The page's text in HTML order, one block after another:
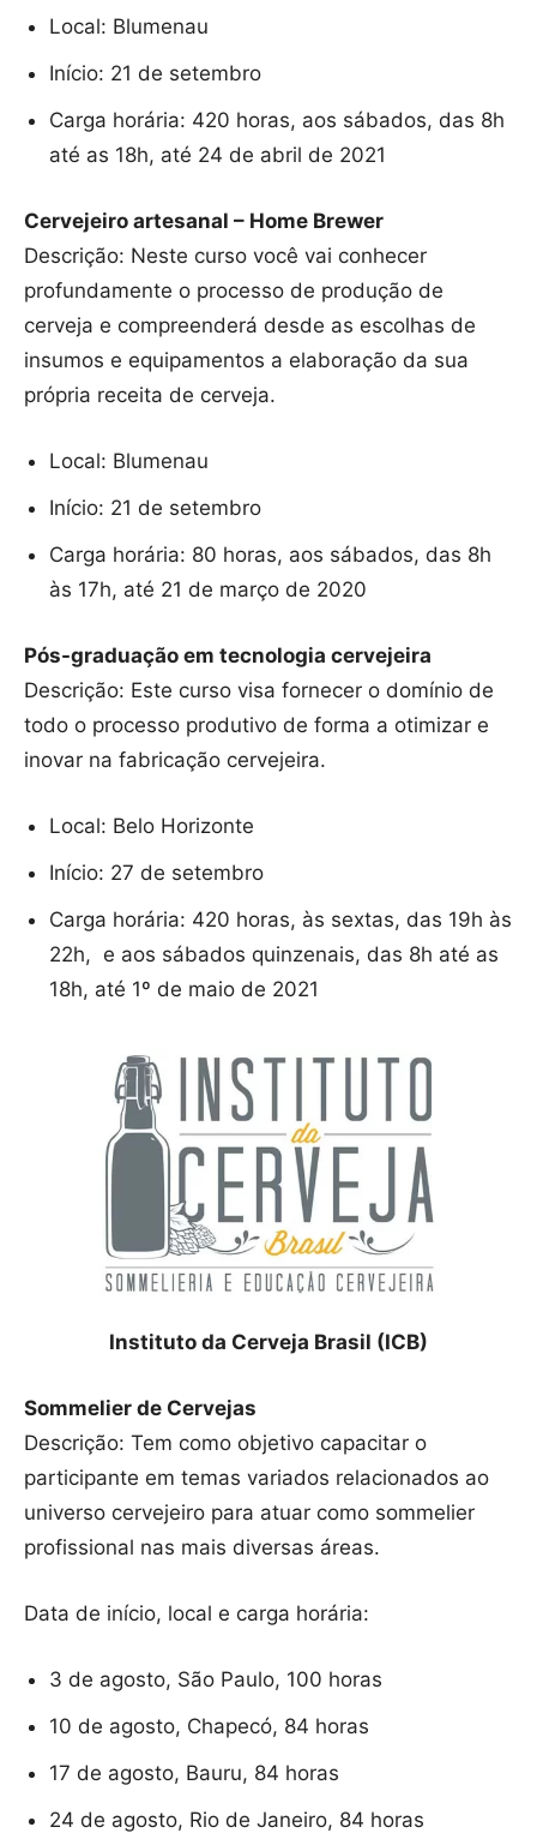
Local: Blumenau
Início: 21 de setembro
Carga horária: 420 horas, aos sábados, das 8h
até as 18h, até 24 de abril de 2021
Cervejeiro artesanal – Home Brewer
Descrição: Neste curso você vai conhecer
profundamente o processo de produção de
cerveja e compreenderá desde as escolhas de
insumos e equipamentos a elaboração da sua
própria receita de cerveja.
Local: Blumenau
Início: 21 de setembro
Carga horária: 80 horas, aos sábados, das 8h
às 17h, até 21 de março de 2020
Pós-graduação em tecnologia cervejeira
Descrição: Este curso visa fornecer o domínio de
todo o processo produtivo de forma a otimizar e
inovar na fabricação cervejeira.
Local: Belo Horizonte
Início: 27 de setembro
Carga horária: 420 horas, às sextas, das 19h às
22h, e aos sábados quinzenais, das 8h até as
18h, até 1º de maio de 2021
Instituto da Cerveja Brasil (ICB)
Sommelier de Cervejas
Descrição: Tem como objetivo capacitar o
participante em temas variados relacionados ao
universo cervejeiro para atuar como sommelier
profissional nas mais diversas áreas.
Data de início, local e carga horária:
3 de agosto, São Paulo, 100 horas
10 de agosto, Chapecó, 84 horas
17 de agosto, Bauru, 84 horas
24 de agosto, Rio de Janeiro, 84 horas